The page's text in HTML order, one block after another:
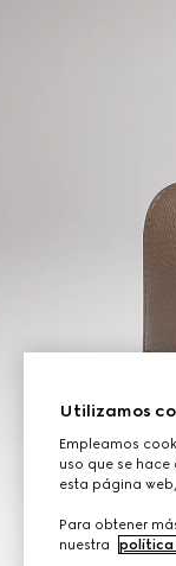
Utilizamos
Empleamos
uso que se
esta página
Para obtener
nuestra
política